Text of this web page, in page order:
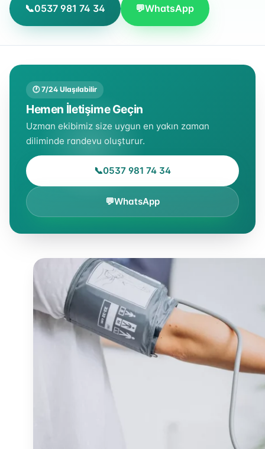
📞0537 981 74 34 💬WhatsApp
🕐 7/24 Ulaşılabilir
Hemen İletişime Geçin
Uzman ekibimiz size uygun en yakın zaman
diliminde randevu oluşturur.
📞0537 981 74 34
💬WhatsApp